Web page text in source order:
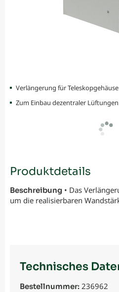
Verlängerung für
Zum Einbau dezentraler
Produktdetails
Beschreibung • Das
um die realisierbaren
Technisches
Bestellnummer: 236962